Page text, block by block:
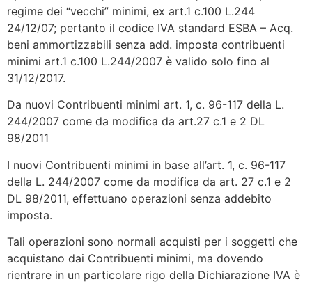
regime dei “vecchi” minimi, ex art.1 c.100 L.244
24/12/07; pertanto il codice IVA standard ESBA – Acq.
beni ammortizzabili senza add. imposta contribuenti
minimi art.1 c.100 L.244/2007 è valido solo fino al
31/12/2017.
Da nuovi Contribuenti minimi art. 1, c. 96-117 della L.
244/2007 come da modifica da art.27 c.1 e 2 DL
98/2011
I nuovi Contribuenti minimi in base all’art. 1, c. 96-117
della L. 244/2007 come da modifica da art. 27 c.1 e 2
DL 98/2011, effettuano operazioni senza addebito
imposta.
Tali operazioni sono normali acquisti per i soggetti che
acquistano dai Contribuenti minimi, ma dovendo
rientrare in un particolare rigo della Dichiarazione IVA è